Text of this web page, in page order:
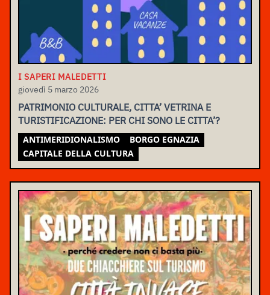
I SAPERI MALEDETTI
giovedì 5 marzo 2026
PATRIMONIO CULTURALE, CITTA’ VETRINA E
TURISTIFICAZIONE: PER CHI SONO LE CITTA’?
ANTIMERIDIONALISMO
BORGO EGNAZIA
CAPITALE DELLA CULTURA